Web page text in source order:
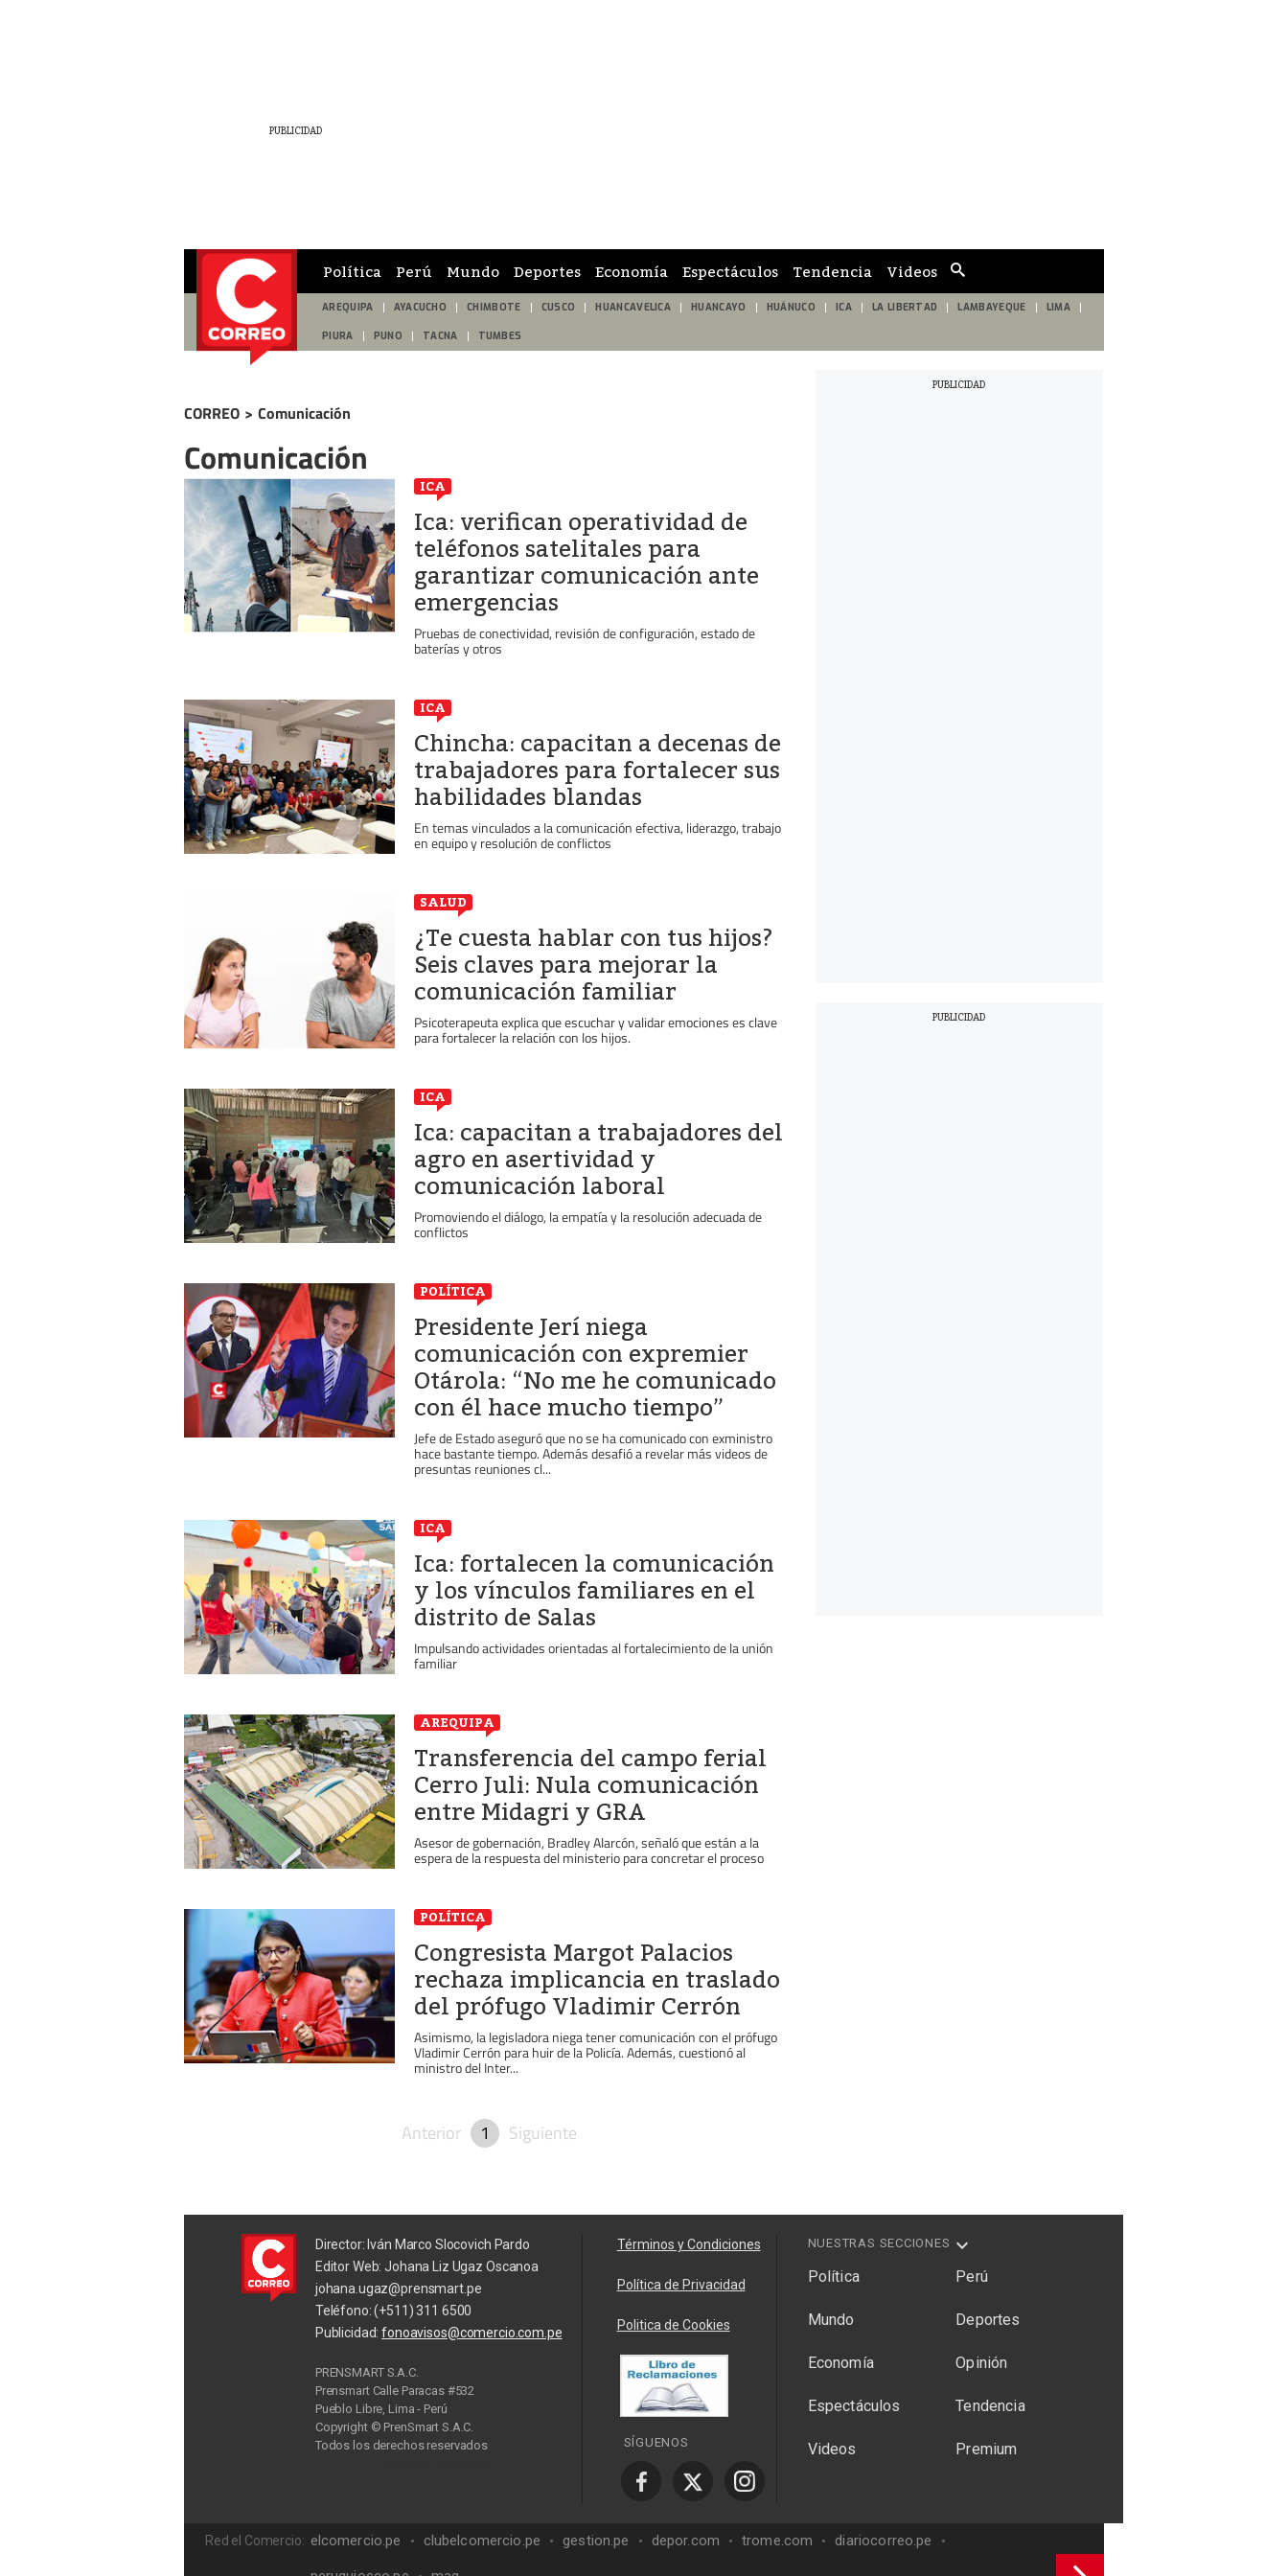
de
búsqueda
Política Perú Mundo Deportes Economía Espectáculos Tendencia Videos
AREQUIPA AYACUCHO CHIMBOTE CUSCO HUANCAVELICA HUANCAYO HUÁNUCO ICA LA LIBERTAD LAMBAYEQUE LIMA
PIURA PUNO TACNA TUMBES
CORREO > Comunicación
Comunicación
ICA
Ica: verifican operatividad de
teléfonos satelitales para
garantizar comunicación ante
emergencias
Pruebas de conectividad, revisión de configuración, estado de
baterías y otros
ICA
Chincha: capacitan a decenas de
trabajadores para fortalecer sus
habilidades blandas
En temas vinculados a la comunicación efectiva, liderazgo, trabajo
en equipo y resolución de conflictos
SALUD
¿Te cuesta hablar con tus hijos?
Seis claves para mejorar la
comunicación familiar
Psicoterapeuta explica que escuchar y validar emociones es clave
para fortalecer la relación con los hijos.
ICA
Ica: capacitan a trabajadores del
agro en asertividad y
comunicación laboral
Promoviendo el diálogo, la empatía y la resolución adecuada de
conflictos
POLÍTICA
Presidente Jerí niega
comunicación con expremier
Otárola: “No me he comunicado
con él hace mucho tiempo”
Jefe de Estado aseguró que no se ha comunicado con exministro
hace bastante tiempo. Además desafió a revelar más videos de
presuntas reuniones cl...
ICA
Ica: fortalecen la comunicación
y los vínculos familiares en el
distrito de Salas
Impulsando actividades orientadas al fortalecimiento de la unión
familiar
AREQUIPA
Transferencia del campo ferial
Cerro Juli: Nula comunicación
entre Midagri y GRA
Asesor de gobernación, Bradley Alarcón, señaló que están a la
espera de la respuesta del ministerio para concretar el proceso
POLÍTICA
Congresista Margot Palacios
rechaza implicancia en traslado
del prófugo Vladimir Cerrón
Asimismo, la legisladora niega tener comunicación con el prófugo
Vladimir Cerrón para huir de la Policía. Además, cuestionó al
ministro del Inter...
Anterior 1 Siguiente
Director: Iván Marco Slocovich Pardo
Editor Web: Johana Liz Ugaz Oscanoa
johana.ugaz@prensmart.pe
Teléfono: (+511) 311 6500
Publicidad:fonoavisos@comercio.com.pe
PRENSMART S.A.C.
Prensmart Calle Paracas #532
Pueblo Libre, Lima - Perú
Copyright © PrenSmart S.A.C.
Todos los derechos reservados
Términos y Condiciones
Política de Privacidad
Politica de Cookies
SÍGUENOS
NUESTRAS SECCIONES
Política Perú
Mundo Deportes
Economía Opinión
Espectáculos Tendencia
Videos Premium
Red el Comercio: elcomercio.pe clubelcomercio.pe gestion.pe depor.com trome.com diariocorreo.pe